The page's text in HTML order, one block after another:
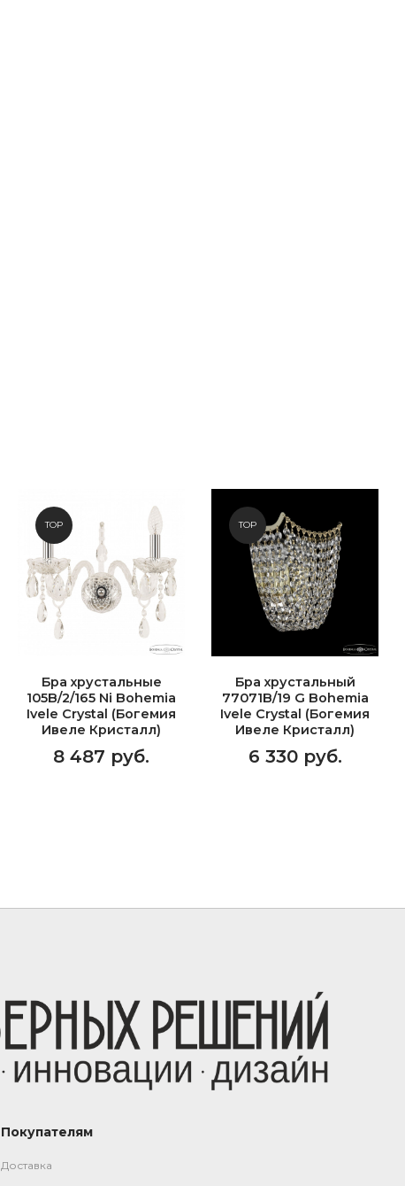
TOP
Бра хрустальные
105B/2/165 Ni Bohemia
Ivele Crystal (Богемия
Ивеле Кристалл)
8 487 руб.
TOP
Бра хрустальный
77071B/19 G Bohemia
Ivele Crystal (Богемия
Ивеле Кристалл)
6 330 руб.
Покупателям
Доставка